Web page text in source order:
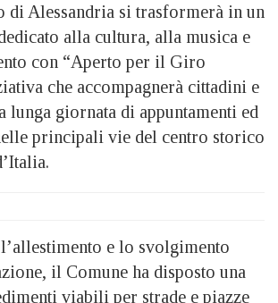
di Alessandria si trasformerà in un
alla cultura, alla musica e
con “Aperto per il Giro
che accompagnerà cittadini e
lunga giornata di appuntamenti ed
principali vie del centro storico
e lo svolgimento
il Comune ha disposto una
viabili per strade e piazze